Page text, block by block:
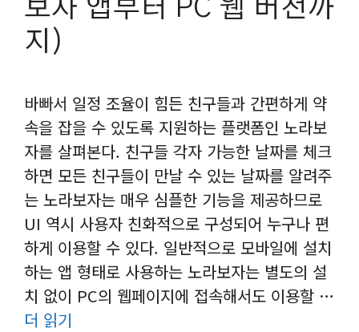
보자 앱부터 PC 웹 버전까
지)
바빠서 일정 조율이 힘든 친구들과 간편하게 약
속을 잡을 수 있도록 지원하는 플랫폼인 노라보
자를 살펴본다. 친구들 각자 가능한 날짜를 체크
하면 모든 친구들이 만날 수 있는 날짜를 알려주
는 노라보자는 매우 심플한 기능을 제공하므로
UI 역시 사용자 친화적으로 구성되어 누구나 편
하게 이용할 수 있다. 일반적으로 모바일에 설치
하는 앱 형태로 사용하는 노라보자는 별도의 설
치 없이 PC의 웹페이지에 접속해서도 이용할 …
더 읽기